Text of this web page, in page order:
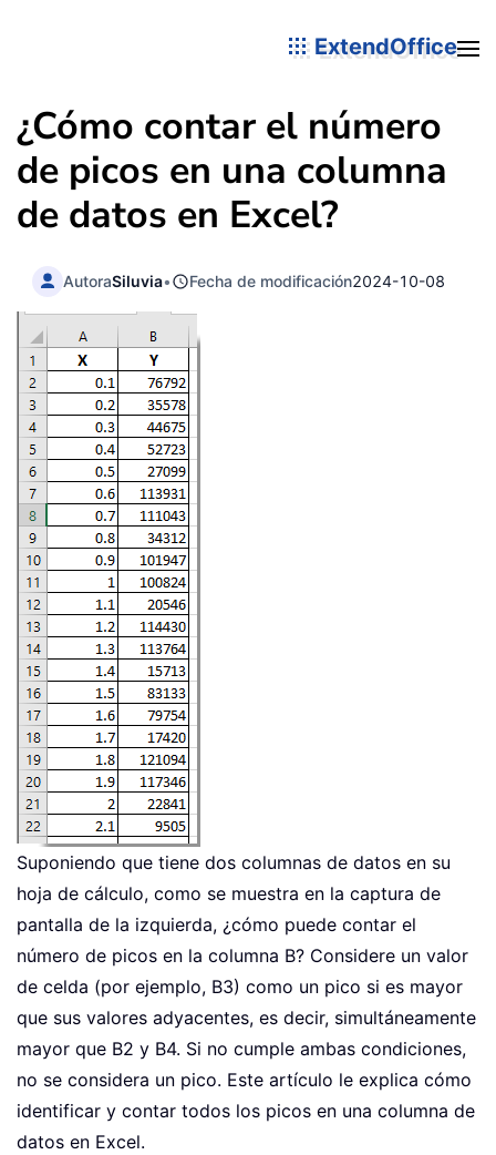
ExtendOffice
¿Cómo contar el número
de picos en una columna
de datos en Excel?
AutoraSiluvia• Fecha de modificación2024-10-08
Suponiendo que tiene dos columnas de datos en su
hoja de cálculo, como se muestra en la captura de
pantalla de la izquierda, ¿cómo puede contar el
número de picos en la columna B? Considere un valor
de celda (por ejemplo, B3) como un pico si es mayor
que sus valores adyacentes, es decir, simultáneamente
mayor que B2 y B4. Si no cumple ambas condiciones,
no se considera un pico. Este artículo le explica cómo
identificar y contar todos los picos en una columna de
datos en Excel.